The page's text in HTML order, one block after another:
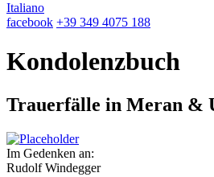
Italiano
facebook +39 349 4075 188
Kondolenzbuch
Trauerfälle in Meran &
Im Gedenken an:
Rudolf Windegger